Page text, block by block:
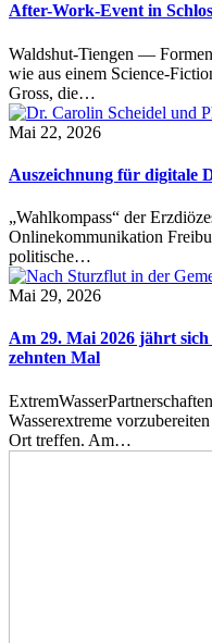
After-Work-Event in
Waldshut-Tiengen —
wie aus einem Science-
Gross, die…
Mai 22, 2026
Auszeichnung für digitale
„Wahlkompass“ der
Onlinekommunikation
politische…
Mai 29, 2026
Am 29. Mai 2026 jährt
zehnten Mal
Wasserextreme
Ort treffen. Am…